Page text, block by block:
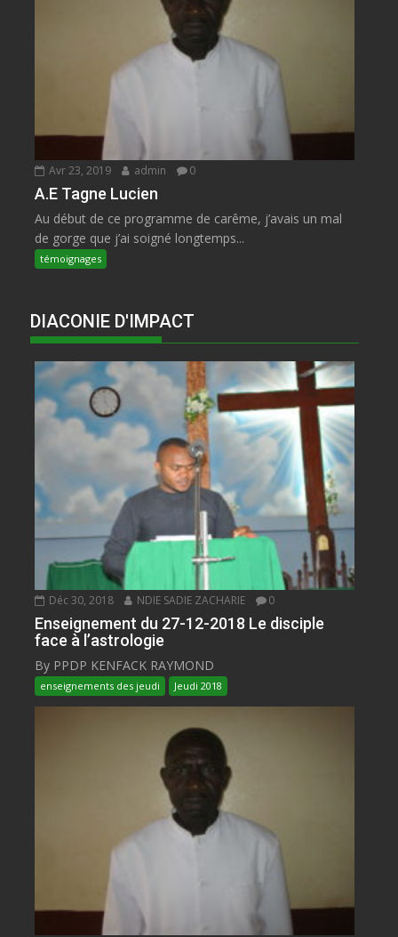
Avr 23, 2019 admin 0
A.E Tagne Lucien
Au début de ce programme de carême, j’avais un mal
de gorge que j’ai soigné longtemps...
témoignages
DIACONIE D'IMPACT
Déc 30, 2018 NDIE SADIE ZACHARIE 0
Enseignement du 27-12-2018 Le disciple
face à l’astrologie
By PPDP KENFACK RAYMOND
enseignements des jeudi Jeudi 2018